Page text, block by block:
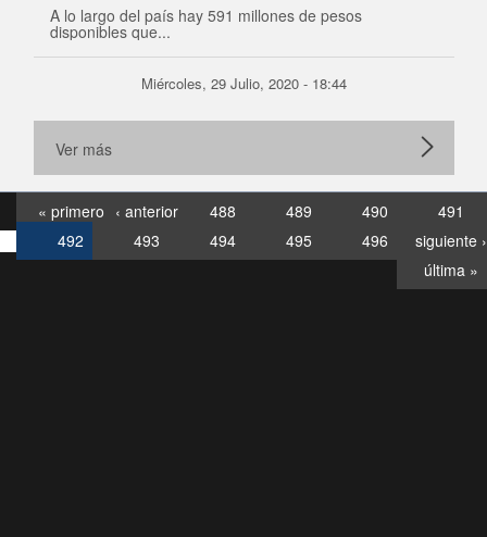
A lo largo del país hay 591 millones de pesos
disponibles que...
Miércoles, 29 Julio, 2020 - 18:44
Ver más
« primero ‹ anterior 488 489 490
491
492
493 494 495 496
siguiente ›
última »